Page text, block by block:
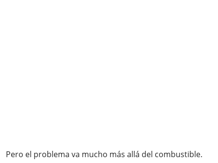
Pero el problema va mucho más allá del combustible.